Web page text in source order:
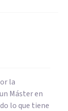
la
Máster en
lo que tiene